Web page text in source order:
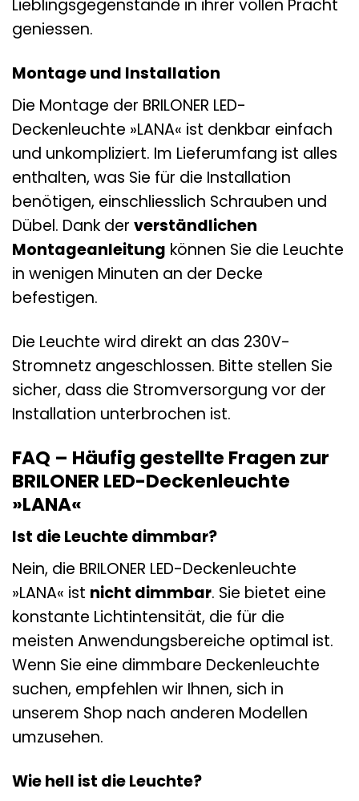
Lieblingsgegenstände in ihrer vollen Pracht
geniessen.
Montage und Installation
Die Montage der BRILONER LED-
Deckenleuchte »LANA« ist denkbar einfach
und unkompliziert. Im Lieferumfang ist alles
enthalten, was Sie für die Installation
benötigen, einschliesslich Schrauben und
Dübel. Dank der verständlichen
Montageanleitung können Sie die Leuchte
in wenigen Minuten an der Decke
befestigen.
Die Leuchte wird direkt an das 230V-
Stromnetz angeschlossen. Bitte stellen Sie
sicher, dass die Stromversorgung vor der
Installation unterbrochen ist.
FAQ – Häufig gestellte Fragen zur
BRILONER LED-Deckenleuchte
»LANA«
Ist die Leuchte dimmbar?
Nein, die BRILONER LED-Deckenleuchte
»LANA« ist nicht dimmbar. Sie bietet eine
konstante Lichtintensität, die für die
meisten Anwendungsbereiche optimal ist.
Wenn Sie eine dimmbare Deckenleuchte
suchen, empfehlen wir Ihnen, sich in
unserem Shop nach anderen Modellen
umzusehen.
Wie hell ist die Leuchte?